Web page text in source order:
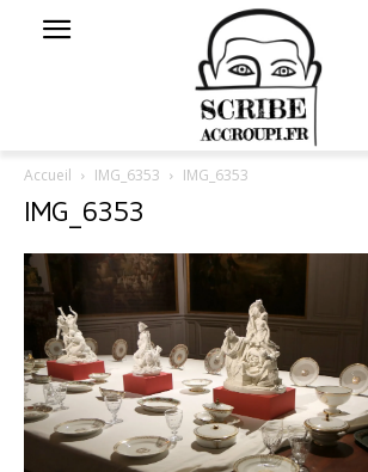
Accueil IMG_6353 IMG_6353
IMG_6353